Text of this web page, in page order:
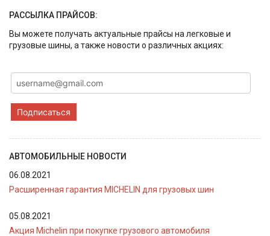
РАССЫЛКА ПРАЙСОВ:
Вы можете получать актуальные прайсы на легковые и
грузовые шины, а также новости о различных акциях:
Подписаться
АВТОМОБИЛЬНЫЕ НОВОСТИ
06.08.2021
Расширенная гарантия MICHELIN для грузовых шин
05.08.2021
Акция Michelin при покупке грузового автомобиля